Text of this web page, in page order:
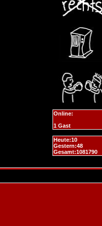
Online:
1 Gast
Heute:10
Gestern:48
Gesamt:1081790